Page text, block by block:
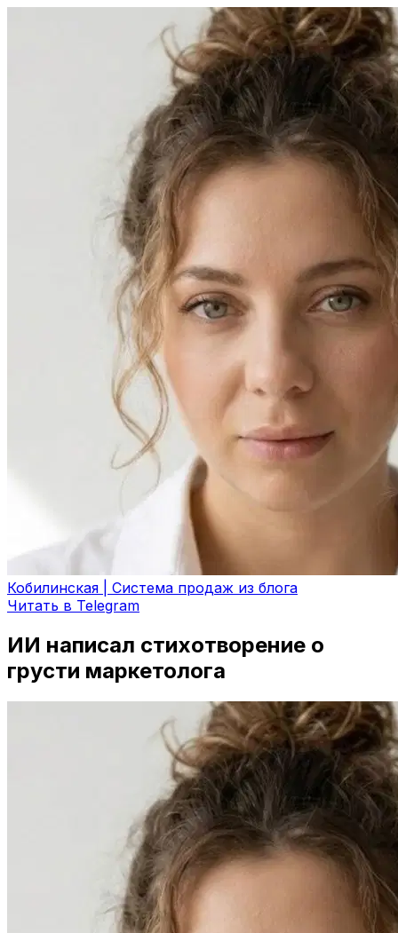
Кобилинская | Система продаж из блога
Читать в Telegram
ИИ написал стихотворение о
грусти маркетолога